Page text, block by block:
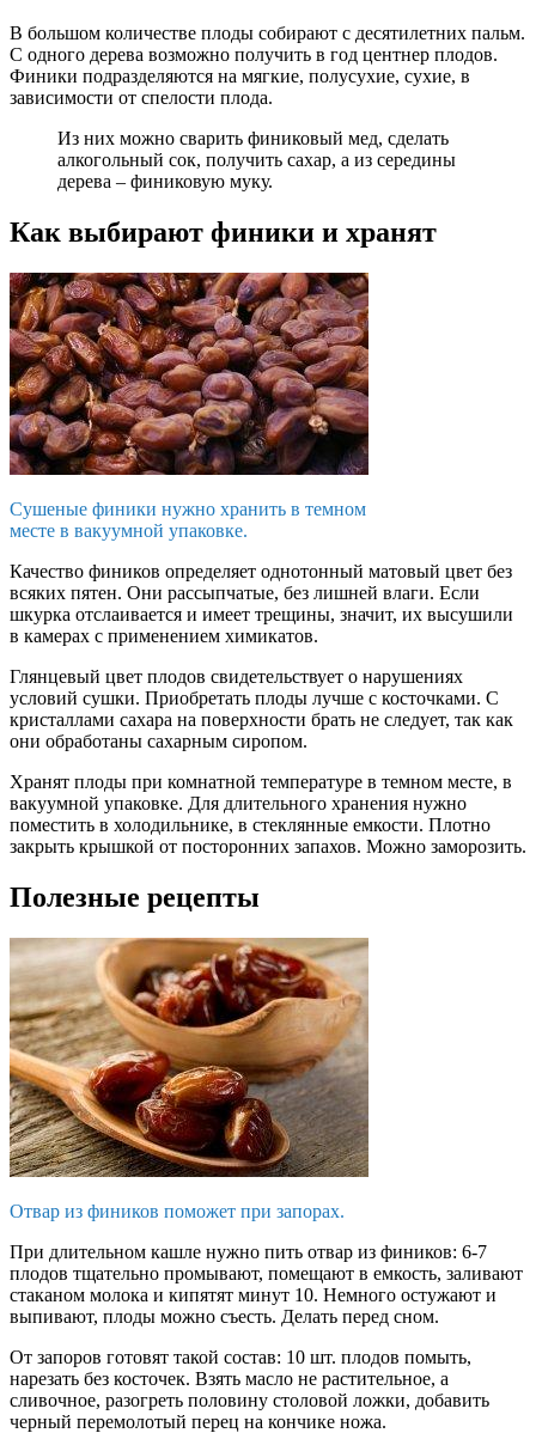
В большом количестве плоды собирают с десятилетних пальм.
С одного дерева возможно получить в год центнер плодов.
Финики подразделяются на мягкие, полусухие, сухие, в
зависимости от спелости плода.
Из них можно сварить финиковый мед, сделать
алкогольный сок, получить сахар, а из середины
дерева – финиковую муку.
Как выбирают финики и хранят
Сушеные финики нужно хранить в темном
месте в вакуумной упаковке.
Качество фиников определяет однотонный матовый цвет без
всяких пятен. Они рассыпчатые, без лишней влаги. Если
шкурка отслаивается и имеет трещины, значит, их высушили
в камерах с применением химикатов.
Глянцевый цвет плодов свидетельствует о нарушениях
условий сушки. Приобретать плоды лучше с косточками. С
кристаллами сахара на поверхности брать не следует, так как
они обработаны сахарным сиропом.
Хранят плоды при комнатной температуре в темном месте, в
вакуумной упаковке. Для длительного хранения нужно
поместить в холодильнике, в стеклянные емкости. Плотно
закрыть крышкой от посторонних запахов. Можно заморозить.
Полезные рецепты
Отвар из фиников поможет при запорах.
При длительном кашле нужно пить отвар из фиников: 6-7
плодов тщательно промывают, помещают в емкость, заливают
стаканом молока и кипятят минут 10. Немного остужают и
выпивают, плоды можно съесть. Делать перед сном.
От запоров готовят такой состав: 10 шт. плодов помыть,
нарезать без косточек. Взять масло не растительное, а
сливочное, разогреть половину столовой ложки, добавить
черный перемолотый перец на кончике ножа.